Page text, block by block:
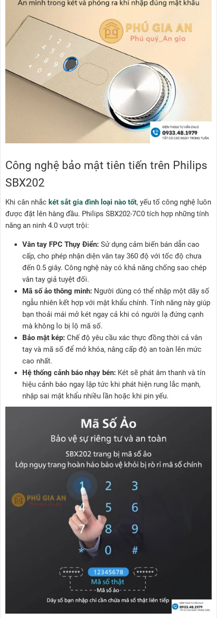
Công nghệ bảo mật tiên tiến trên Philips
SBX202
Khi cân nhắc két sắt gia đình loại nào tốt, yếu tố công nghệ luôn
được đặt lên hàng đầu. Philips SBX202-7C0 tích hợp những tính
năng an ninh 4.0 vượt trội:
Vân tay FPC Thụy Điển: Sử dụng cảm biến bán dẫn cao
cấp, cho phép nhận diện vân tay 360 độ với tốc độ chưa
đến 0.5 giây. Công nghệ này có khả năng chống sao chép
vân tay giả tuyệt đối.
Mã số ảo thông minh: Người dùng có thể nhập một dãy số
ngẫu nhiên kết hợp với mật khẩu chính. Tính năng này giúp
bạn thoải mái mở két ngay cả khi có người lạ đứng cạnh
mà không lo bị lộ mã số.
Bảo mật kép: Chế độ yêu cầu xác thực đồng thời cả vân
tay và mã số để mở khóa, nâng cấp độ an toàn lên mức
cao nhất.
Hệ thống cảnh báo nhạy bén: Két sẽ phát âm thanh và tín
hiệu cảnh báo ngay lập tức khi phát hiện rung lắc mạnh,
nhập sai mật khẩu nhiều lần hoặc khi pin yếu.